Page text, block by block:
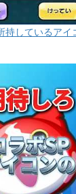
しているアイ